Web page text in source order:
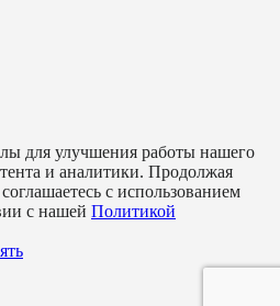
для улучшения работы нашего
и аналитики. Продолжая
с использованием
с нашей Политикой